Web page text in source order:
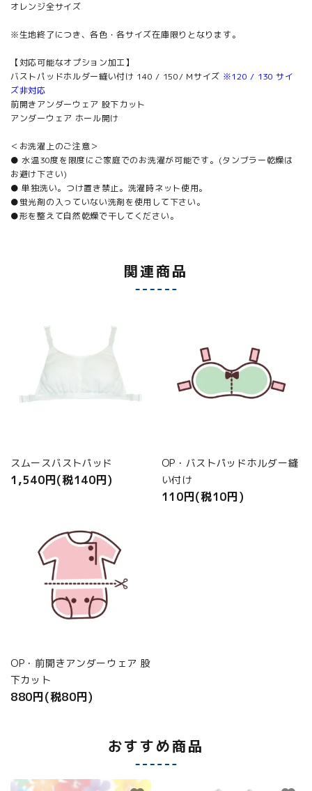
オレンジ全サイズ
※生地終了につき、各色・各サイズ在庫限りとなります。
【対応可能なオプション加工】
バストパッドホルダー縫い付け 140 / 150/ Mサイズ ※120 / 130 サイ
ズ非対応
前開きアンダーウェア 股下カット
アンダーウェア ホール開け
＜お洗濯上のご注意＞
● 水温30度を限度にご家庭でのお洗濯が可能です。(タンブラー乾燥は
お避け下さい)
● 単独洗い。つけ置き禁止。洗濯時ネット使用。
●蛍光剤の入っていない洗剤を使用して下さい。
●形を整えて自然乾燥で干してください。
関連商品
スムースバストパッド
1,540円(税140円)
OP・バストパッドホルダー縫
い付け
110円(税10円)
OP・前開きアンダーウェア 股
下カット
880円(税80円)
おすすめ商品